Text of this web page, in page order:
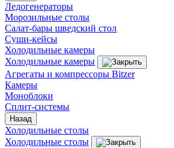
Ледогенераторы
Морозильные столы
Салат-бары шведский стол
Суши-кейсы
Холодильные камеры
Холодильные камеры
Агрегаты и компрессоры Bitzer
Камеры
Моноблоки
Сплит-системы
Назад
Холодильные столы
Холодильные столы